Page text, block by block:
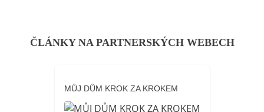
ČLÁNKY NA PARTNERSKÝCH WEBECH
MŮJ DŮM KROK ZA KROKEM